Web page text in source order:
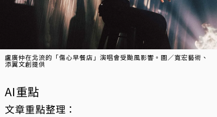
盧廣仲在北流的「傷心早餐店」演唱會受颱風影響。圖／寬宏藝術、
添翼文創提供
AI重點
文章重點整理：